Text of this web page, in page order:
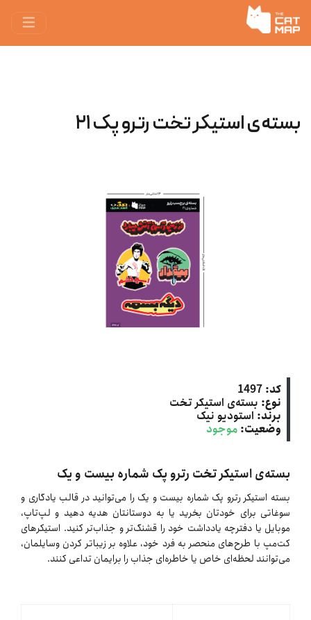
بسته‌ی استیکر تخت رترو پک ۲۱
کد: 1497
نوع: بسته‌ی استیکر تخت
برند: استودیو نیک
وضعیت: موجود
بسته‌ی استیکر تخت رترو پک شماره بیست و یک
بسته استیکر رترو پک شماره بیست و یک را می‌توانید در قالب یادگاری و
سوغاتی برای خودتان بخرید یا به دوستانتان هدیه دهید و لپ‌تاپ،
موبایل یا دفترچه یادداشت خود را قشنگ‌تر و جذاب‌تر کنید. استیکرهای
کت‌مپ با طرح‌های منحصر به فرد خود، علاوه بر زیباتر کردن وسایلمان،
می‌توانند لحظه‌ای خاص یا خاطره‌ای جذاب را برایمان تداعی کنند.